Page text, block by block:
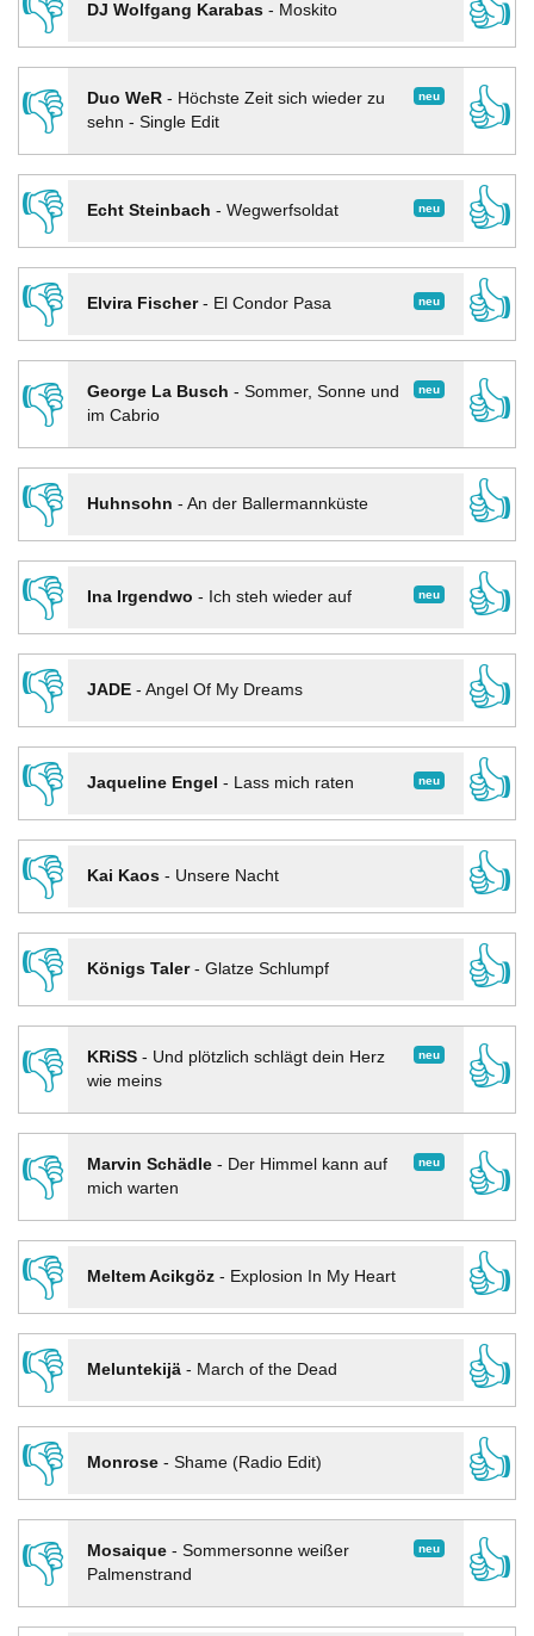
👎 DJ Wolfgang Karabas- Moskito
👍
👎
neu
Duo WeR- Höchste Zeit sich wieder zu
sehn - Single Edit
👍
👎
neu
Echt Steinbach - Wegwerfsoldat
👍
👎
neu
Elvira Fischer- El Condor Pasa
👍
👎
neu
George La Busch - Sommer, Sonne und
im Cabrio
👍
👎
Huhnsohn - An der Ballermannküste
👍
👎
neu
Ina Irgendwo - Ich steh wieder auf
👍
👎
JADE- Angel Of My Dreams
👍
👎
neu
Jaqueline Engel - Lass mich raten
👍
👎
Kai Kaos- Unsere Nacht
👍
👎
Königs Taler- Glatze Schlumpf
👍
👎
neu
KRiSS- Und plötzlich schlägt dein Herz
wie meins
👍
👎 neu
Marvin Schädle- Der Himmel kann auf
mich warten
👍
👎
Meltem Acikgöz- Explosion In My Heart
👍
👎
Meluntekijä- March of the Dead
👍
👎
Monrose- Shame (Radio Edit)
👍
👎
neu
Mosaique- Sommersonne weißer
Palmenstrand
👍